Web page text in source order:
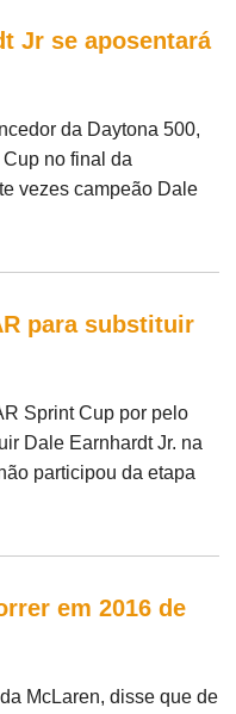
Jr se aposentará
da Daytona 500,
no final da
vezes campeão Dale
para substituir
Sprint Cup por pelo
Dale Earnhardt Jr. na
participou da etapa
em 2016 de
McLaren, disse que de